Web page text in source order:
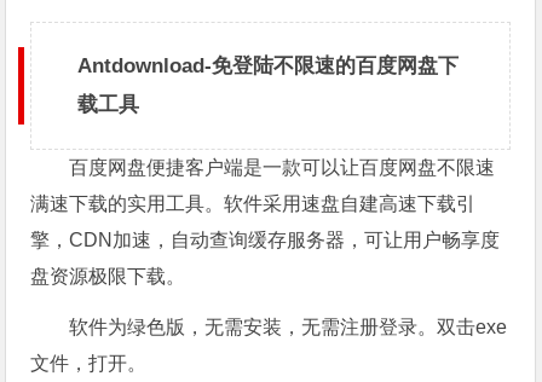
Antdownload-免登陆不限速的百度网盘下
载工具
百度网盘便捷客户端是一款可以让百度网盘不限速
满速下载的实用工具。软件采用速盘自建高速下载引
擎，CDN加速，自动查询缓存服务器，可让用户畅享度
盘资源极限下载。
软件为绿色版，无需安装，无需注册登录。双击exe
文件，打开。